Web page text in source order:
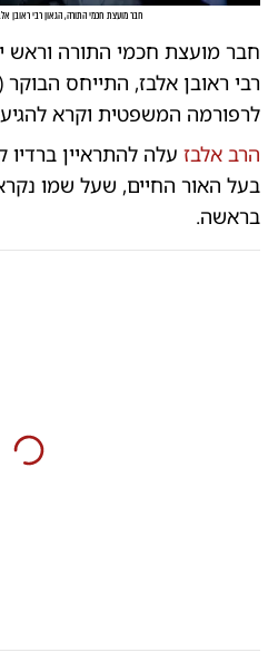
חבר מועצת חכמי התורה, הגאון רבי ראובן
חבר מועצת חכמי התורה וראש
רבי ראובן אלבז, התייחס
לרפורמה המשפטית וקרא
הרב אלבז עלה להתראיין ברדיו
בעל האור החיים, שעל שמו
בראשה.